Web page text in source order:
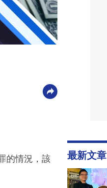
的情況，該
最新文章